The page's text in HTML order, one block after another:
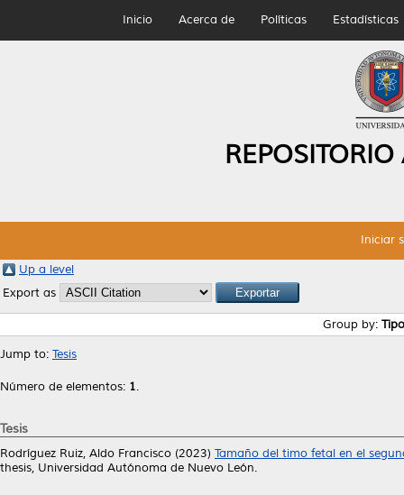
Inicio Acerca de Políticas Estadísticas
Iniciar
Up a level
Export as
Group by:
Jump to: Tesis
Número de elementos: 1.
Tesis
Rodríguez Ruiz, Aldo Francisco (2023) Tamaño del timo fetal en el
thesis, Universidad Autónoma de Nuevo León.